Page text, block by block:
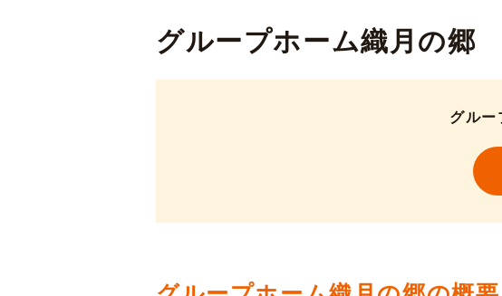
グループホーム織月の郷
グルー